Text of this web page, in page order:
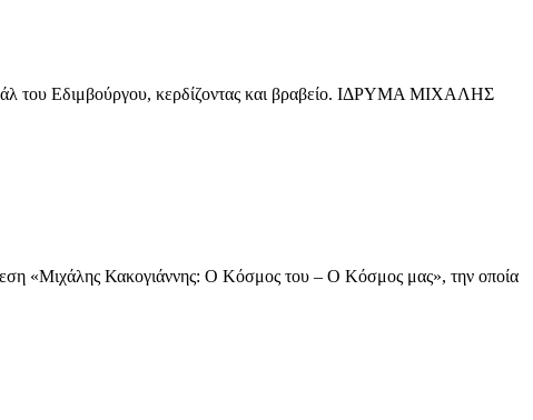
του Εδιμβούργου, κερδίζοντας και βραβείο. ΙΔΡΥΜΑ ΜΙΧΑΛΗΣ
«Μιχάλης Κακογιάννης: Ο Κόσμος του – Ο Κόσμος μας», την οποία